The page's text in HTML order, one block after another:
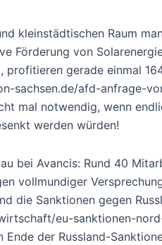
kleinstädtischen Raum
Förderung von
gerade einmal
sachsen.de/afd-anfrage-
mal notwendig, wenn
werden würden!
bei Avancis: Rund 40
vollmundiger
die Sanktionen gegen
eu-sanktionen-
der Russland-